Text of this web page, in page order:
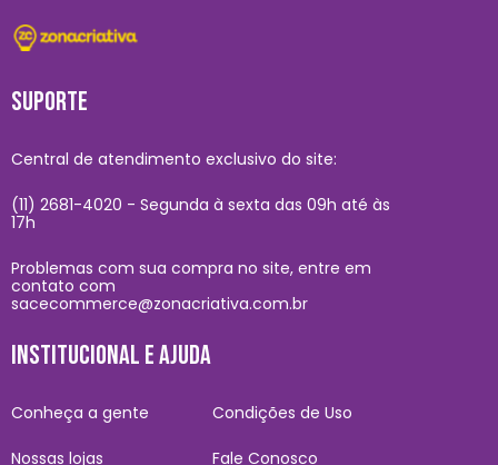
SUPORTE
Central de atendimento exclusivo do site:
(11) 2681-4020 - Segunda à sexta das 09h até às
17h
Problemas com sua compra no site, entre em
contato com
sacecommerce@zonacriativa.com.br
INSTITUCIONAL E AJUDA
Conheça a gente
Nossas lojas
Condições de Uso
Fale Conosco